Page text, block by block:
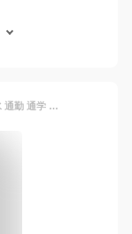
★4.58 あす楽 ビジネス リュック メンズ 防水 通勤 通学 リュックサック スーツ PC バッグ 大容量 パソコン 15.6インチ 黒 ブラック A4 USB 20L 3WAY 充電 父の日 人気 鞄 出張 おしゃれ 男性 男 ビジネスバッグ ビジネスリュック ブランド 50代 40代